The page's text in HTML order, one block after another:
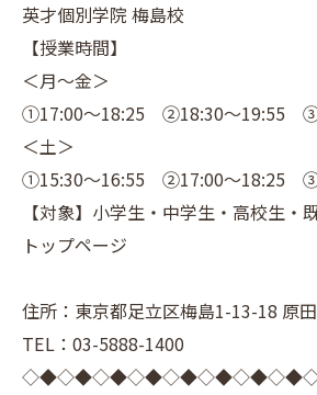
英才個別学院 梅島校
【授業時間】
＜月～金＞
①17:00～18:25 ②18:30～19:55
＜土＞
①15:30～16:55 ②17:00～18:25
【対象】小学生・中学生・高校生・
トップページ
住所：東京都足立区梅島1-13-18 原
TEL：03-5888-1400